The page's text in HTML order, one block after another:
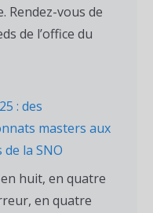
Rendez-vous de
de l’office du
: des
masters aux
la SNO
huit, en quatre
en quatre